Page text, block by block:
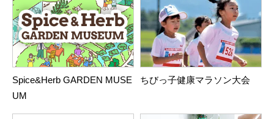
Spice&Herb GARDEN MUSE
UM
ちびっ子健康マラソン大会